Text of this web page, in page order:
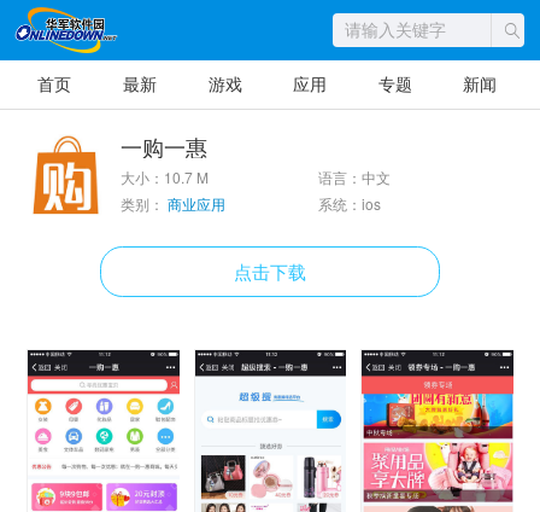
首页 最新 游戏 应用 专题 新闻
一购一惠
大小：10.7 M
语言：中文
类别： 商业应用 系统：ios
点击下载